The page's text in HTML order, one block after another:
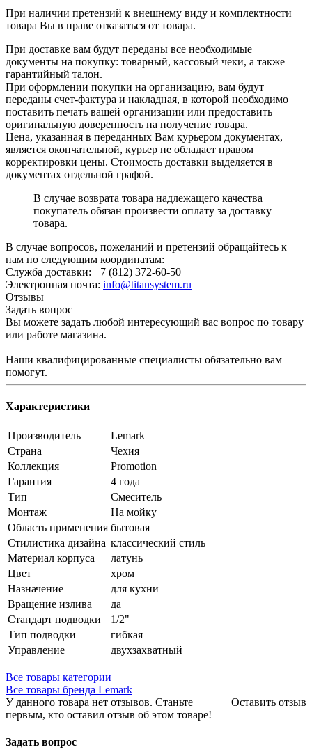
При наличии претензий к внешнему виду и комплектности
товара Вы в праве отказаться от товара.
При доставке вам будут переданы все необходимые
документы на покупку: товарный, кассовый чеки, а также
гарантийный талон.
При оформлении покупки на организацию, вам будут
переданы счет-фактура и накладная, в которой необходимо
поставить печать вашей организации или предоставить
оригинальную доверенность на получение товара.
Цена, указанная в переданных Вам курьером документах,
является окончательной, курьер не обладает правом
корректировки цены. Стоимость доставки выделяется в
документах отдельной графой.
В случае возврата товара надлежащего качества
покупатель обязан произвести оплату за доставку
товара.
В случае вопросов, пожеланий и претензий обращайтесь к
нам по следующим координатам:
Служба доставки: +7 (812) 372-60-50
Электронная почта: info@titansystem.ru
Отзывы
Задать вопрос
Вы можете задать любой интересующий вас вопрос по товару
или работе магазина.
Наши квалифицированные специалисты обязательно вам
помогут.
Характеристики
Производитель
Lemark
Страна
Чехия
Коллекция
Promotion
Гарантия
4 года
Тип
Смеситель
Монтаж
На мойку
Область применения бытовая
Стилистика дизайна классический стиль
Материал корпуса
латунь
Цвет
хром
Назначение
для кухни
Вращение излива
да
Стандарт подводки
1/2"
Тип подводки
гибкая
Управление
двухзахватный
Все товары категории
Все товары бренда Lemark
Оставить отзыв
У данного товара нет отзывов. Станьте
первым, кто оставил отзыв об этом товаре!
Задать вопрос